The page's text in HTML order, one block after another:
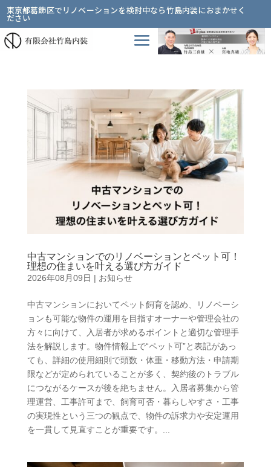
東京都葛飾区でリノベーションを検討中なら竹島内装におまかせく
ださい
中古マンションでのリノベーションとペット可！
理想の住まいを叶える選び方ガイド
2026年08月09日 | お知らせ
中古マンションにおいてペット飼育を認め、リノベーシ
ョンも可能な物件の運用を目指すオーナーや管理会社の
方々に向けて、入居者が求めるポイントと適切な管理手
法を解説します。物件情報上で“ペット可”と表記があっ
ても、詳細の使用細則で頭数・体重・移動方法・申請期
限などが定められていることが多く、契約後のトラブル
につながるケースが後を絶ちません。入居者募集から管
理運営、工事許可まで、飼育可否・暮らしやすさ・工事
の実現性という三つの観点で、物件の訴求力や安定運用
を一貫して見直すことが重要です。...